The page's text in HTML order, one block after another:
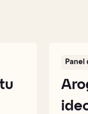
Panel